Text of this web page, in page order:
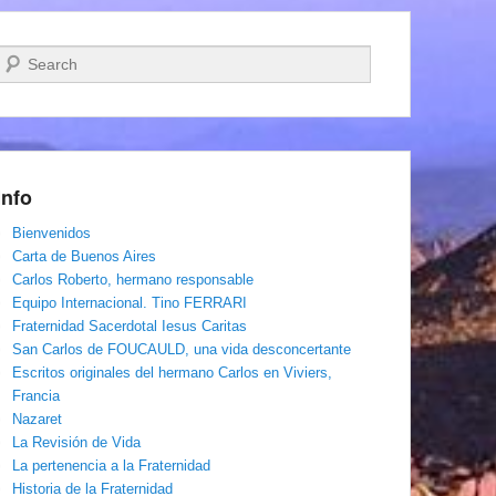
Buscar
Bienvenidos
Carta de Buenos Aires
Carlos Roberto, hermano responsable
Equipo Internacional. Tino FERRARI
Fraternidad Sacerdotal Iesus Caritas
San Carlos de FOUCAULD, una vida desconcertante
Escritos originales del hermano Carlos en Viviers,
Francia
Nazaret
La Revisión de Vida
La pertenencia a la Fraternidad
Historia de la Fraternidad